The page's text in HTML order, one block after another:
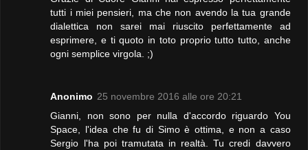
tutti i miei pensieri, ma che non avendo la tua grande
dialettica non sarei mai riuscito perfettamente ad
esprimere, e ti quoto in toto proprio tutto tutto, anche
ogni semplice virgola. ;)
Anonimo 25 novembre 2016 alle ore 20:21
Gianni, non sono per nulla d'accordo riguardo You
Space, l'idea che fu di Simo è ottima, e non a caso
Sergio l'ha poi tramutata in realtà. Tu credi davvero